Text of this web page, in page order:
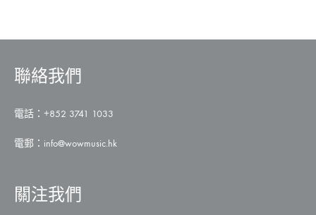
聯絡我們
電話：+852 3741 1033
電郵： info@wowmusic.hk
關注我們